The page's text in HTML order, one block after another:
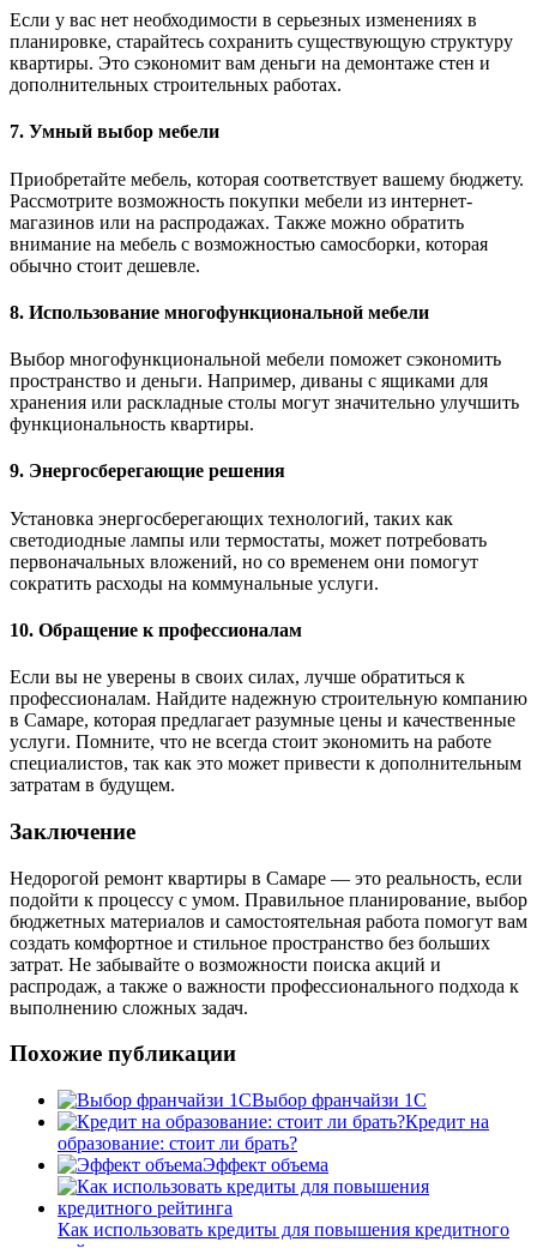
Если у вас нет необходимости в серьезных изменениях в
планировке, старайтесь сохранить существующую структуру
квартиры. Это сэкономит вам деньги на демонтаже стен и
дополнительных строительных работах.
7. Умный выбор мебели
Приобретайте мебель, которая соответствует вашему бюджету.
Рассмотрите возможность покупки мебели из интернет-
магазинов или на распродажах. Также можно обратить
внимание на мебель с возможностью самосборки, которая
обычно стоит дешевле.
8. Использование многофункциональной мебели
Выбор многофункциональной мебели поможет сэкономить
пространство и деньги. Например, диваны с ящиками для
хранения или раскладные столы могут значительно улучшить
функциональность квартиры.
9. Энергосберегающие решения
Установка энергосберегающих технологий, таких как
светодиодные лампы или термостаты, может потребовать
первоначальных вложений, но со временем они помогут
сократить расходы на коммунальные услуги.
10. Обращение к профессионалам
Если вы не уверены в своих силах, лучше обратиться к
профессионалам. Найдите надежную строительную компанию
в Самаре, которая предлагает разумные цены и качественные
услуги. Помните, что не всегда стоит экономить на работе
специалистов, так как это может привести к дополнительным
затратам в будущем.
Заключение
Недорогой ремонт квартиры в Самаре — это реальность, если
подойти к процессу с умом. Правильное планирование, выбор
бюджетных материалов и самостоятельная работа помогут вам
создать комфортное и стильное пространство без больших
затрат. Не забывайте о возможности поиска акций и
распродаж, а также о важности профессионального подхода к
выполнению сложных задач.
Похожие публикации
Выбор франчайзи 1С
Кредит на
образование: стоит ли брать?
Эффект объема
Как использовать кредиты для повышения кредитного